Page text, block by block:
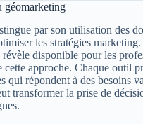
géomarketing
par son utilisation des
les stratégies
disponible pour les
approche. Chaque outil
qui répondent à des besoins
transformer la prise de